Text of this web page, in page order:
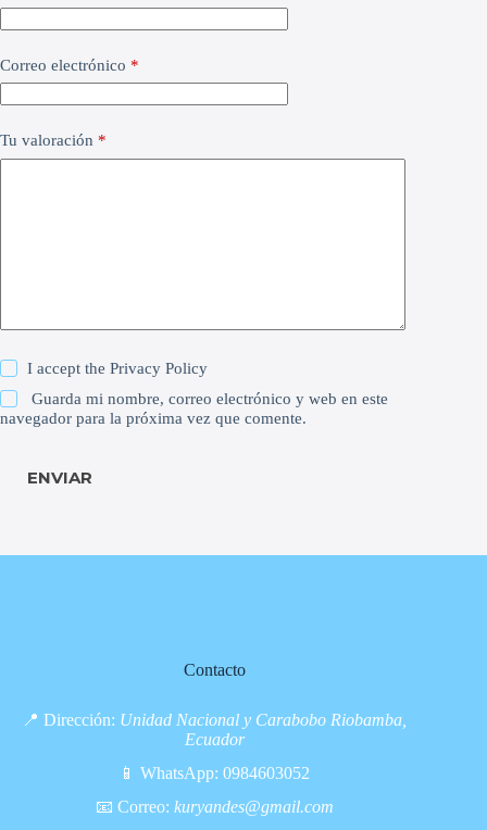
Correo electrónico *
Tu valoración *
I accept thePrivacy Policy
Guarda mi nombre, correo electrónico y web en este
navegador para la próxima vez que comente.
ENVIAR
Contacto
📍 Dirección: Unidad Nacional y Carabobo Riobamba,
Ecuador
📱 WhatsApp:0984603052
📧 Correo: kuryandes@gmail.com